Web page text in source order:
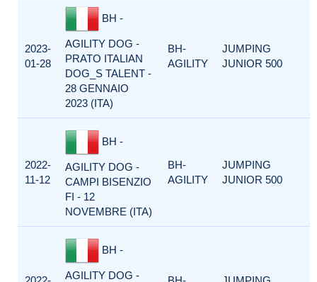
2023-
01-28
BH -
AGILITY DOG -
PRATO ITALIAN
DOG_S TALENT -
28 GENNAIO
2023 (ITA)
BH-
AGILITY
JUMPING
JUNIOR 500
2022-
11-12
BH -
AGILITY DOG -
CAMPI BISENZIO
FI - 12
NOVEMBRE (ITA)
BH-
AGILITY
JUMPING
JUNIOR 500
BH -
AGILITY DOG -